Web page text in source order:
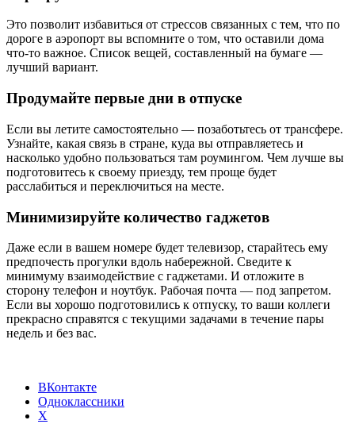
Это позволит избавиться от стрессов связанных с тем, что по
дороге в аэропорт вы вспомните о том, что оставили дома
что-то важное. Список вещей, составленный на бумаге —
лучший вариант.
Продумайте первые дни в отпуске
Если вы летите самостоятельно — позаботьтесь от трансфере.
Узнайте, какая связь в стране, куда вы отправляетесь и
насколько удобно пользоваться там роумингом. Чем лучше вы
подготовитесь к своему приезду, тем проще будет
расслабиться и переключиться на месте.
Минимизируйте количество гаджетов
Даже если в вашем номере будет телевизор, старайтесь ему
предпочесть прогулки вдоль набережной. Сведите к
минимуму взаимодействие с гаджетами. И отложите в
сторону телефон и ноутбук. Рабочая почта — под запретом.
Если вы хорошо подготовились к отпуску, то ваши коллеги
прекрасно справятся с текущими задачами в течение пары
недель и без вас.
ВКонтакте
Одноклассники
X